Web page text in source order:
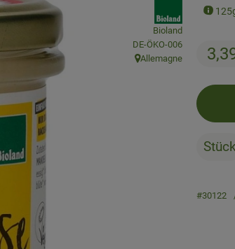
Bioland
, certification authority:
DE-ÖKO-006
, origin:
Allemagne
#30122